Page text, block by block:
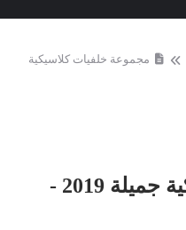
مجموعة خلفيات كلاسيكية
مجموعة خلفيات كلاسيكية جميلة 2019 -